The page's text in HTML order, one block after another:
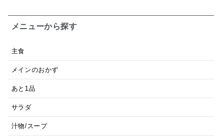
メニューから探す
主食
メインのおかず
あと1品
サラダ
汁物/スープ